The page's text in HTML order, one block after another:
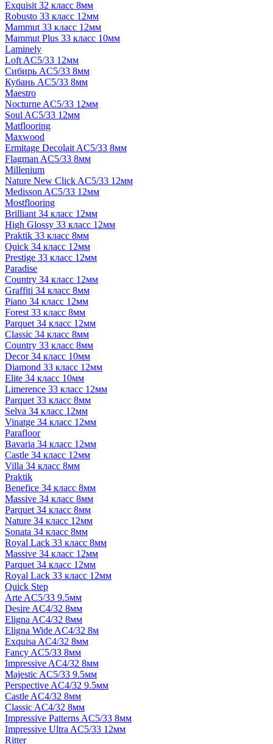
Exquisit 32 класс 8мм
Robusto 33 класс 12мм
Mammut 33 класс 12мм
Mammut Plus 33 класс 10мм
Laminely
Loft AC5/33 12мм
Сибирь AC5/33 8мм
Кубань AC5/33 8мм
Maestro
Nocturne AC5/33 12мм
Soul AC5/33 12мм
Matflooring
Maxwood
Ermitage Decolait AC5/33 8мм
Flagman AC5/33 8мм
Millenium
Nature New Click AC5/33 12мм
Medisson AC5/33 12мм
Mostflooring
Brilliant 34 класс 12мм
High Glossy 33 класс 12мм
Praktik 33 класс 8мм
Quick 34 класс 12мм
Prestige 33 класс 12мм
Paradise
Country 34 класс 12мм
Graffiti 34 класс 8мм
Piano 34 класс 12мм
Forest 33 класс 8мм
Parquet 34 класс 12мм
Classic 34 класс 8мм
Country 33 класс 8мм
Decor 34 класс 10мм
Diamond 33 класс 12мм
Elite 34 класс 10мм
Limerence 33 класс 12мм
Parquet 33 класс 8мм
Selva 34 класс 12мм
Vinatge 34 класс 12мм
Parafloor
Bavaria 34 класс 12мм
Castle 34 класс 12мм
Villa 34 класс 8мм
Praktik
Benefice 34 класс 8мм
Massive 34 класс 8мм
Parquet 34 класс 8мм
Nature 34 класс 12мм
Sonata 34 класс 8мм
Royal Lack 33 класс 8мм
Massive 34 класс 12мм
Parquet 34 класс 12мм
Royal Lack 33 класс 12мм
Quick Step
Arte AC5/33 9.5мм
Desire AC4/32 8мм
Eligna AC4/32 8мм
Eligna Wide AC4/32 8м
Exquisa AC4/32 8мм
Fancy AC5/33 8мм
Impressive AC4/32 8мм
Majestic AC5/33 9.5мм
Perspective AC4/32 9.5мм
Castle AC4/32 8мм
Classic AC4/32 8мм
Impressive Patterns AC5/33 8мм
Impressive Ultra AC5/33 12мм
Ritter